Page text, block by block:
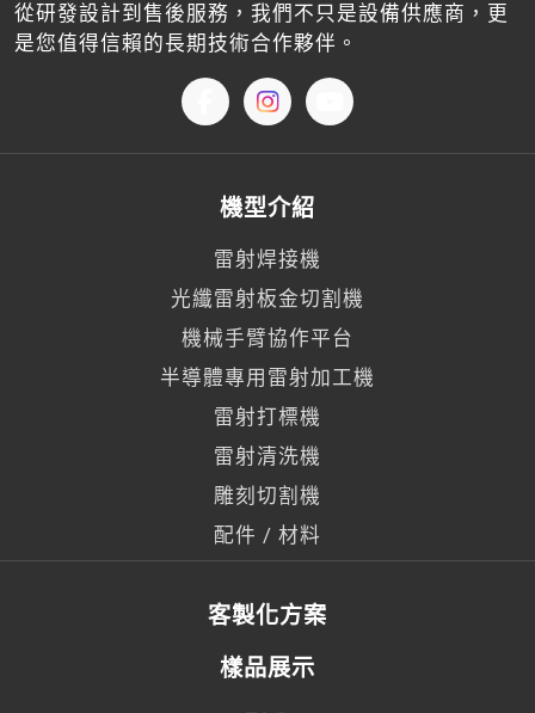
從研發設計到售後服務，我們不只是設備供應商，更
是您值得信賴的長期技術合作夥伴。
機型介紹
雷射焊接機
光纖雷射板金切割機
機械手臂協作平台
半導體專用雷射加工機
雷射打標機
雷射清洗機
雕刻切割機
配件 / 材料
客製化方案
樣品展示